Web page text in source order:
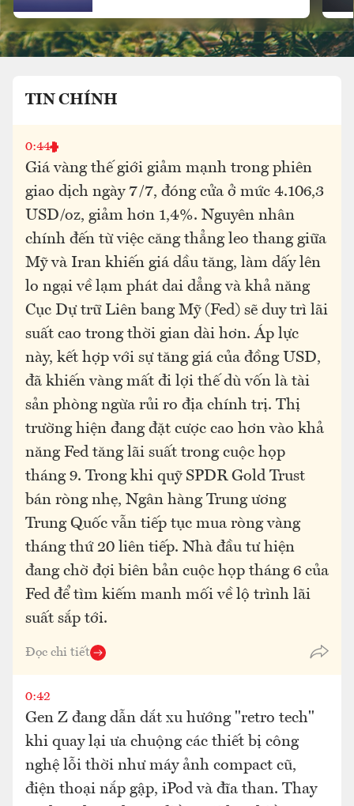
TIN CHÍNH
0:44
Giá vàng thế giới giảm mạnh trong phiên
giao dịch ngày 7/7, đóng cửa ở mức 4.106,3
USD/oz, giảm hơn 1,4%. Nguyên nhân
chính đến từ việc căng thẳng leo thang giữa
Mỹ và Iran khiến giá dầu tăng, làm dấy lên
lo ngại về lạm phát dai dẳng và khả năng
Cục Dự trữ Liên bang Mỹ (Fed) sẽ duy trì lãi
suất cao trong thời gian dài hơn. Áp lực
này, kết hợp với sự tăng giá của đồng USD,
đã khiến vàng mất đi lợi thế dù vốn là tài
sản phòng ngừa rủi ro địa chính trị. Thị
trường hiện đang đặt cược cao hơn vào khả
năng Fed tăng lãi suất trong cuộc họp
tháng 9. Trong khi quỹ SPDR Gold Trust
bán ròng nhẹ, Ngân hàng Trung ương
Trung Quốc vẫn tiếp tục mua ròng vàng
tháng thứ 20 liên tiếp. Nhà đầu tư hiện
đang chờ đợi biên bản cuộc họp tháng 6 của
Fed để tìm kiếm manh mối về lộ trình lãi
suất sắp tới.
Đọc chi tiết
0:42
Gen Z đang dẫn dắt xu hướng "retro tech"
khi quay lại ưa chuộng các thiết bị công
nghệ lỗi thời như máy ảnh compact cũ,
điện thoại nắp gập, iPod và đĩa than. Thay